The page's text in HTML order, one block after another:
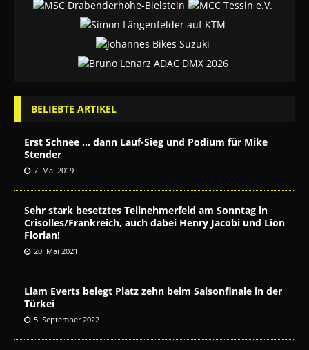
BELIEBTE ARTIKEL
Erst Schnee … dann Lauf-Sieg und Podium für Mike
Stender
7. Mai 2019
Sehr stark besetztes Teilnehmerfeld am Sonntag in
Crisolles/Frankreich, auch dabei Henry Jacobi und Lion
Florian!
20. Mai 2021
Liam Everts belegt Platz zehn beim Saisonfinale in der
Türkei
5. September 2022